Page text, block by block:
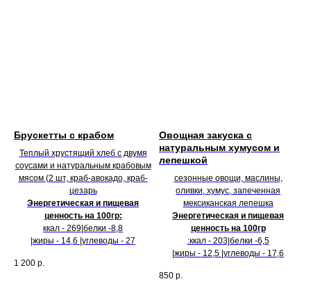
Брускетты с крабом
Теплый хрустящий хлеб с двумя
соусами и натуральным крабовым
мясом (2 шт, краб-авокадо, краб-
цезарь
Энергетическая и пищевая
ценность на 100гр:
ккал - 269|белки -8,8
|жиры - 14,6 |углеводы - 27
1 200 р.
Овощная закуска с
натуральным хумусом и
лепешкой
сезонные овощи, маслины,
оливки, хумус, запеченная
мексиканская лепешка
Энергетическая и пищевая
ценность на 100гр
:ккал - 203|белки -6,5
|жиры - 12,5 |углеводы - 17,6
850 р.